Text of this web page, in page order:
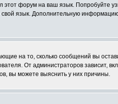
этот форум на ваш язык. Попробуйте
язык. Дополнительную
на то, сколько сообщений вы
От администраторов зависит,
вы можете выяснить у них причины.